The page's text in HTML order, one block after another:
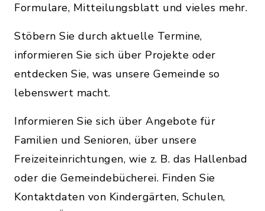
Formulare, Mitteilungsblatt und vieles mehr.
Stöbern Sie durch aktuelle Termine,
informieren Sie sich über Projekte oder
entdecken Sie, was unsere Gemeinde so
lebenswert macht.
Informieren Sie sich über Angebote für
Familien und Senioren, über unsere
Freizeiteinrichtungen, wie z. B. das Hallenbad
oder die Gemeindebücherei. Finden Sie
Kontaktdaten von Kindergärten, Schulen,